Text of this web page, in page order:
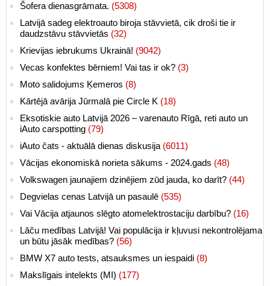
Šofera dienasgrāmata. (5308)
Latvijā sadeg elektroauto biroja stāvvietā, cik droši tie ir
daudzstāvu stāvvietās (32)
Krievijas iebrukums Ukrainā! (9042)
Vecas konfektes bērniem! Vai tas ir ok? (3)
Moto salidojums Ķemeros (8)
Kārtējā avārija Jūrmalā pie Circle K (18)
Eksotiskie auto Latvijā 2026 – varenauto Rīgā, reti auto un
iAuto carspotting (79)
iAuto čats - aktuālā dienas diskusija (6011)
Vācijas ekonomiskā norieta sākums - 2024.gads (48)
Volkswagen jaunajiem dzinējiem zūd jauda, ko darīt? (44)
Degvielas cenas Latvijā un pasaulē (535)
Vai Vācija atjaunos slēgto atomelektrostaciju darbību? (16)
Lāču medības Latvijā! Vai populācija ir kļuvusi nekontrolējama
un būtu jāsāk medības? (56)
BMW X7 auto tests, atsauksmes un iespaidi (8)
Makslīgais intelekts (MI) (177)